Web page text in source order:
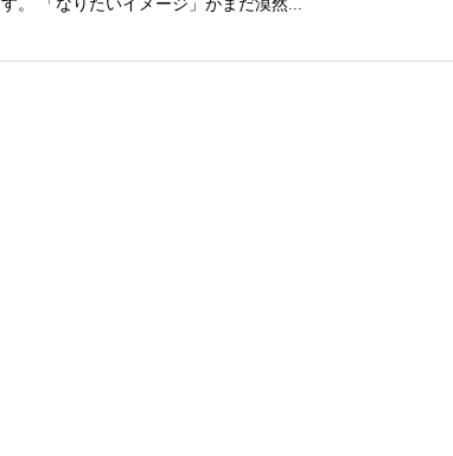
す。 「なりたいイメージ」がまだ漠然...